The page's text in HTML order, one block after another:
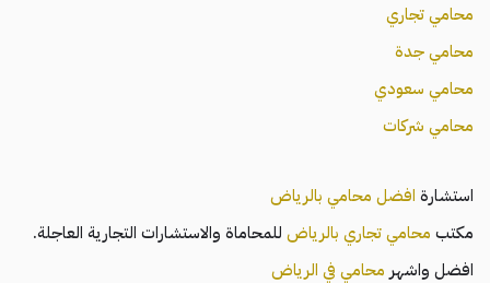
محامي تجاري
محامي جدة
محامي سعودي
محامي شركات
استشارة افضل محامي بالرياض
مكتب محامي تجاري بالرياض للمحاماة والاستشارات التجارية العاجلة.
افضل واشهر محامي في الرياض